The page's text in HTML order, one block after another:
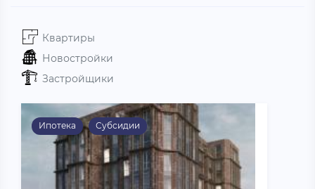
Квартиры
Новостройки
Застройщики
Ипотека Субсидии